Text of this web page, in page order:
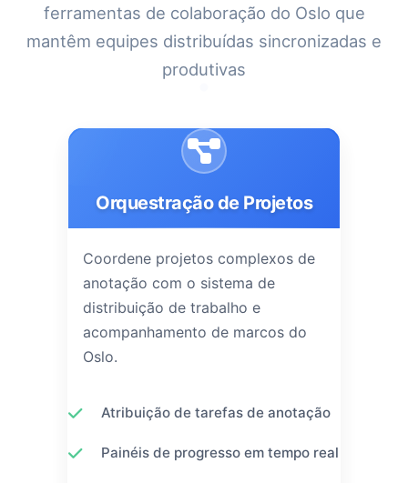
ferramentas de colaboração do Oslo que
mantêm equipes distribuídas sincronizadas e
produtivas
Orquestração de Projetos
Coordene projetos complexos de
anotação com o sistema de
distribuição de trabalho e
acompanhamento de marcos do
Oslo.
Atribuição de tarefas de anotação
Painéis de progresso em tempo real